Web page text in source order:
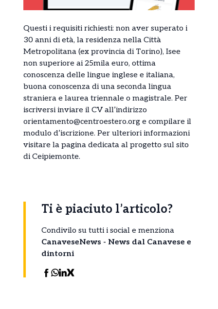
Questi i requisiti richiesti: non aver superato i
30 anni di età, la residenza nella Città
Metropolitana (ex provincia di Torino), Isee
non superiore ai 25mila euro, ottima
conoscenza delle lingue inglese e italiana,
buona conoscenza di una seconda lingua
straniera e laurea triennale o magistrale. Per
iscriversi inviare il CV all’indirizzo
orientamento@centroestero.org e compilare il
modulo d’iscrizione. Per ulteriori informazioni
visitare la pagina dedicata al progetto sul sito
di Ceipiemonte.
Ti è piaciuto l’articolo?
Condivilo su tutti i social e menziona
CanaveseNews - News dal Canavese e
dintorni